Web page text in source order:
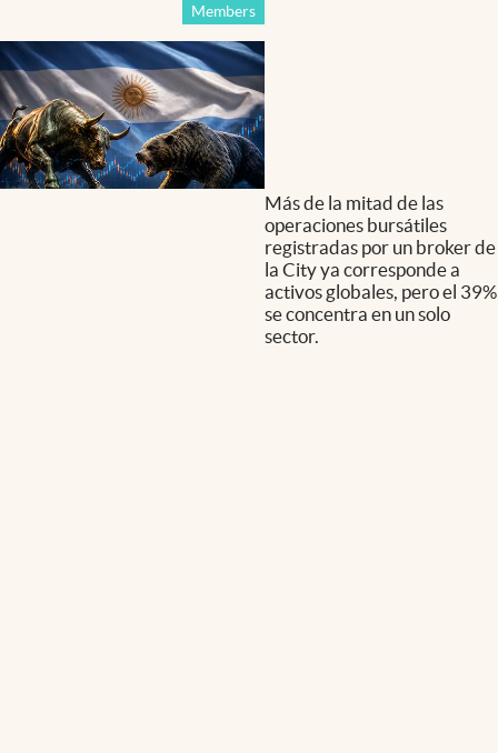
Members
Más de la mitad de las
operaciones bursátiles
registradas por un broker de
la City ya corresponde a
activos globales, pero el 39%
se concentra en un solo
sector.